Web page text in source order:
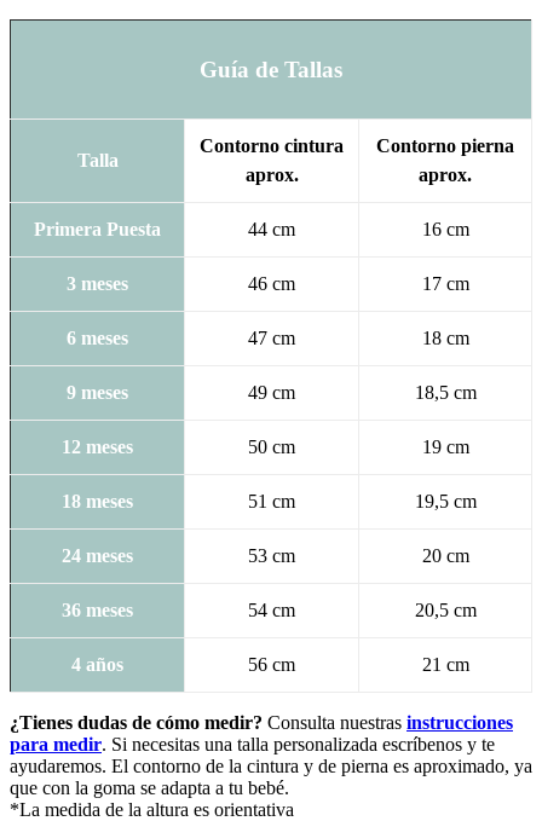
Guía de Tallas
Talla
Contorno cintura
aprox.
Contorno pierna
aprox.
Primera Puesta 44 cm 16 cm
3 meses 46 cm 17 cm
6 meses 47 cm 18 cm
9 meses 49 cm 18,5 cm
12 meses 50 cm 19 cm
18 meses 51 cm 19,5 cm
24 meses 53 cm 20 cm
36 meses 54 cm 20,5 cm
4 años 56 cm 21 cm
¿Tienes dudas de cómo medir? Consulta nuestras instrucciones
para medir. Si necesitas una talla personalizada escríbenos y te
ayudaremos. El contorno de la cintura y de pierna es aproximado, ya
que con la goma se adapta a tu bebé.
*La medida de la altura es orientativa